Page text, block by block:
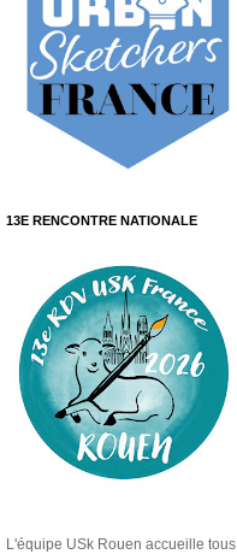
13E RENCONTRE NATIONALE
L'équipe USk Rouen accueille tous